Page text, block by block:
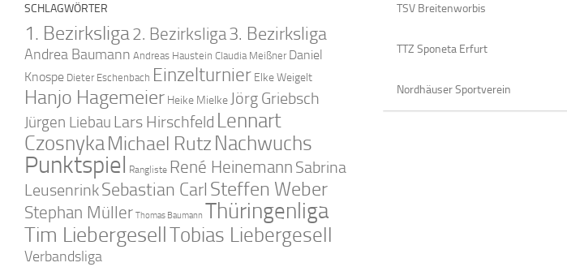
SCHLAGWÖRTER
1. Bezirksliga2. Bezirksliga3. Bezirksliga
Andrea Baumann Andreas Haustein Claudia Meißner Daniel
Knospe Dieter Eschenbach Einzelturnier Elke Weigelt
Hanjo Hagemeier Heike Mielke Jörg Griebsch
Jürgen Liebau Lars Hirschfeld Lennart
CzosnykaMichael Rutz Nachwuchs
Punktspiel Rangliste René Heinemann Sabrina
LeusenrinkSebastian Carl Steffen Weber
Stephan Müller Thomas Baumann Thüringenliga
Tim LiebergesellTobias Liebergesell
Verbandsliga
TSV Breitenworbis
TTZ Sponeta Erfurt
Nordhäuser Sportverein